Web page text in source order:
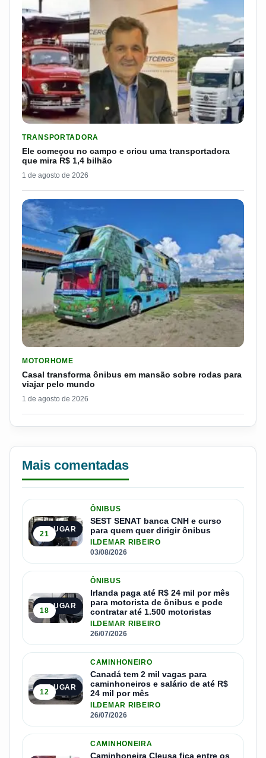
TRANSPORTADORA
Ele começou no campo e criou uma transportadora
que mira R$ 1,4 bilhão
1 de agosto de 2026
MOTORHOME
Casal transforma ônibus em mansão sobre rodas para
viajar pelo mundo
1 de agosto de 2026
Mais comentadas
1º LUGAR
21
ÔNIBUS
SEST SENAT banca CNH e curso
para quem quer dirigir ônibus
ILDEMAR RIBEIRO
03/08/2026
2º LUGAR
18
ÔNIBUS
Irlanda paga até R$ 24 mil por mês
para motorista de ônibus e pode
contratar até 1.500 motoristas
ILDEMAR RIBEIRO
26/07/2026
3º LUGAR
12
CAMINHONEIRO
Canadá tem 2 mil vagas para
caminhoneiros e salário de até R$
24 mil por mês
ILDEMAR RIBEIRO
26/07/2026
CAMINHONEIRA
Caminhoneira Cleusa fica entre os